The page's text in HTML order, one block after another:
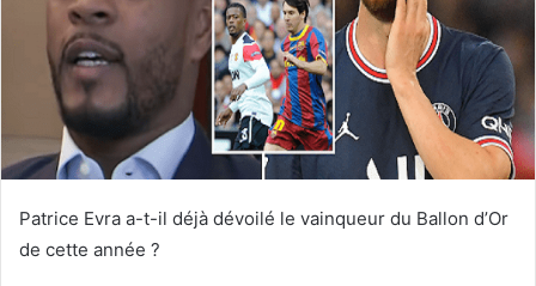
Patrice Evra a-t-il déjà dévoilé le vainqueur du Ballon d’Or
de cette année ?